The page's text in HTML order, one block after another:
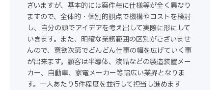
ざいますが、基本的には案件毎に仕様等が全く異なり
ますので、全体的・個別的観点で機構やコストを検討
し、自分の頭でアイデアを考え出して実際に形にして
いきます。また、明確な業務範囲の区別がございませ
んので、意欲次第でどんどん仕事の幅を広げていく事
が出来ます。顧客は半導体、液晶などの製造装置メー
カー、自動車、家電メーカー等幅広い業界となりま
す。一人あたり5件程度を並行して担当し進めます